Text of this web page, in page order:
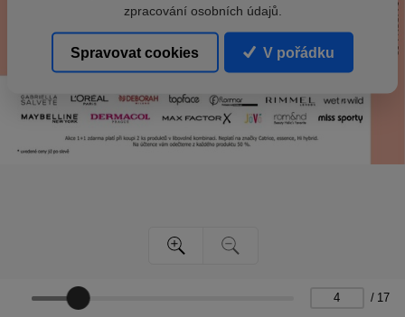
/ 17
zpracování osobních údajů.
Spravovat cookies V pořádku